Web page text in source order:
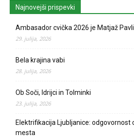
Najnovejši prispevki
Ambasador cvička 2026 je Matjaž
29. julija, 2026
Bela krajina vabi
28. julija, 2026
Ob Soči, Idrijci in Tolminki
23. julija, 2026
Elektrifikacija Ljubljanice: odgovornost
mesta